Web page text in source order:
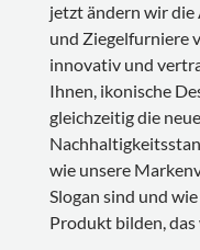
jetzt ändern wir die
und Ziegelfurniere
innovativ und
Ihnen, ikonische
gleichzeitig die
wie unsere
Slogan sind und
Produkt bilden,